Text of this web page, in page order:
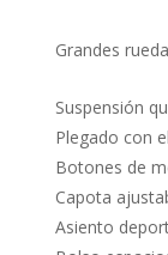
Grandes
Suspensión
Plegado con
Botones de
Capota
Asiento